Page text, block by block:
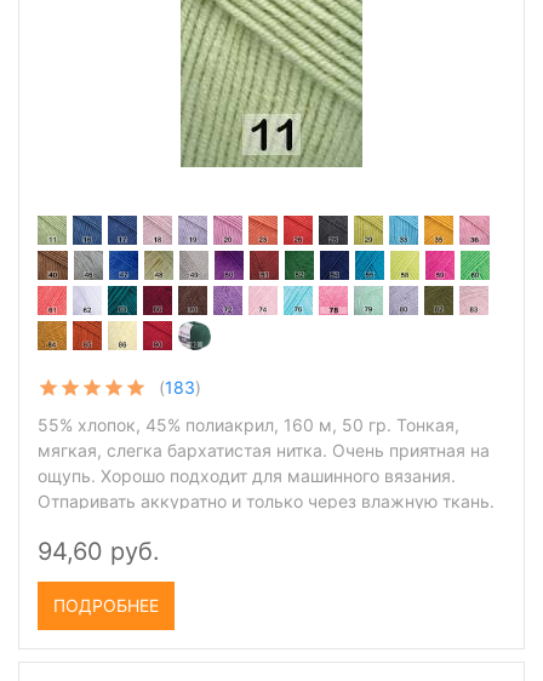
(183)
55% хлопок, 45% полиакрил, 160 м, 50 гр. Тонкая,
мягкая, слегка бархатистая нитка. Очень приятная на
ощупь. Хорошо подходит для машинного вязания.
Отпаривать аккуратно и только через влажную ткань.
изделия из этой пряжи не теряют внешний вид.
94,60 руб.
ПОДРОБНЕЕ